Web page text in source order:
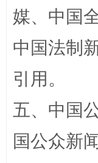
漫山遍野的桃花
媒、中国
中国法制
引用。
五、中国
国公众新